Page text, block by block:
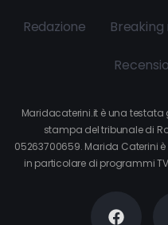
Redazione Breaking
Maridacaterini.it è una
stampa del tribunale di
05263700659. Marida Caterini
in particolare di programmi